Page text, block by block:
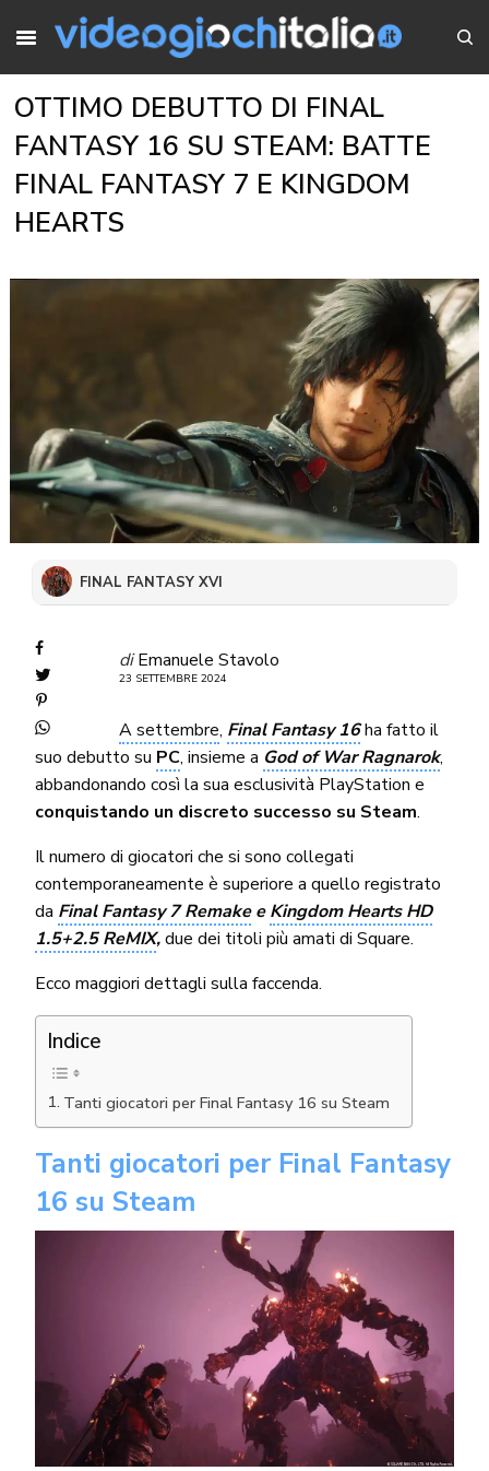
OTTIMO DEBUTTO DI FINAL
FANTASY 16 SU STEAM: BATTE
FINAL FANTASY 7 E KINGDOM
HEARTS
FINAL FANTASY XVI
di Emanuele Stavolo
23 SETTEMBRE 2024
A settembre, Final Fantasy 16ha fatto il
suo debutto su PC, insieme a God of War Ragnarok,
abbandonando così la sua esclusività PlayStation e
conquistando un discreto successo su Steam.
Il numero di giocatori che si sono collegati
contemporaneamente è superiore a quello registrato
da Final Fantasy 7 RemakeeKingdom Hearts HD
1.5+2.5 ReMIX,due dei titoli più amati di Square.
Ecco maggiori dettagli sulla faccenda.
Indice
Tanti giocatori per Final Fantasy 16 su Steam
Tanti giocatori per Final Fantasy
16 su Steam